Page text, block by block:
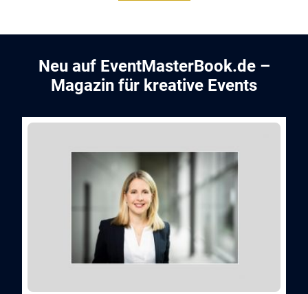
Neu auf EventMasterBook.de –
Magazin für kreative Events